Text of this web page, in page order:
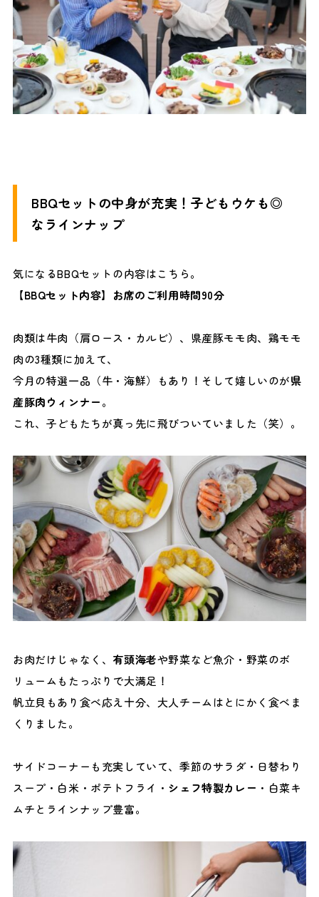
BBQセットの中身が充実！子どもウケも◎
なラインナップ
気になるBBQセットの内容はこちら。
【BBQセット内容】お席のご利用時間90分
肉類は牛肉（肩ロース・カルビ）、県産豚モモ肉、鶏モモ
肉の3種類に加えて、
今月の特選一品（牛・海鮮）もあり！そして嬉しいのが県
産豚肉ウィンナー。
これ、子どもたちが真っ先に飛びついていました（笑）。
お肉だけじゃなく、 有頭海老や野菜など魚介・野菜のボ
リュームもたっぷりで大満足！
帆立貝もあり食べ応え十分、大人チームはとにかく食べま
くりました。
サイドコーナーも充実していて、季節のサラダ・日替わり
スープ・白米・ポテトフライ・ シェフ特製カレー ・白菜キ
ムチとラインナップ豊富。